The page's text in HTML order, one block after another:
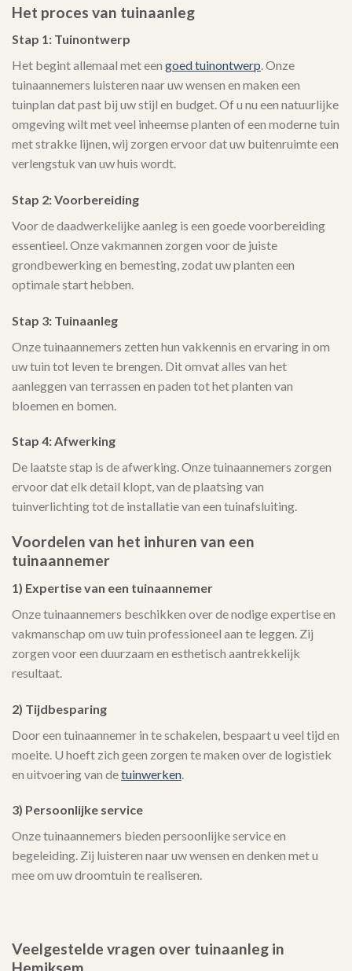
Het proces van tuinaanleg
Stap 1: Tuinontwerp
Het begint allemaal met een goed tuinontwerp. Onze
tuinaannemers luisteren naar uw wensen en maken een
tuinplan dat past bij uw stijl en budget. Of u nu een natuurlijke
omgeving wilt met veel inheemse planten of een moderne tuin
met strakke lijnen, wij zorgen ervoor dat uw buitenruimte een
verlengstuk van uw huis wordt.
Stap 2: Voorbereiding
Voor de daadwerkelijke aanleg is een goede voorbereiding
essentieel. Onze vakmannen zorgen voor de juiste
grondbewerking en bemesting, zodat uw planten een
optimale start hebben.
Stap 3: Tuinaanleg
Onze tuinaannemers zetten hun vakkennis en ervaring in om
uw tuin tot leven te brengen. Dit omvat alles van het
aanleggen van terrassen en paden tot het planten van
bloemen en bomen.
Stap 4: Afwerking
De laatste stap is de afwerking. Onze tuinaannemers zorgen
ervoor dat elk detail klopt, van de plaatsing van
tuinverlichting tot de installatie van een tuinafsluiting.
Voordelen van het inhuren van een
tuinaannemer
1) Expertise van een tuinaannemer
Onze tuinaannemers beschikken over de nodige expertise en
vakmanschap om uw tuin professioneel aan te leggen. Zij
zorgen voor een duurzaam en esthetisch aantrekkelijk
resultaat.
2) Tijdbesparing
Door een tuinaannemer in te schakelen, bespaart u veel tijd en
moeite. U hoeft zich geen zorgen te maken over de logistiek
en uitvoering van detuinwerken
3) Persoonlijke service
Onze tuinaannemers bieden persoonlijke service en
begeleiding. Zij luisteren naar uw wensen en denken met u
mee om uw droomtuin te realiseren.
Veelgestelde vragen over tuinaanleg in